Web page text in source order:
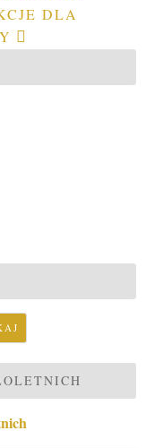
DLA